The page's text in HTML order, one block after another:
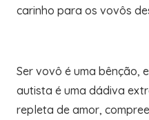
carinho para os vovôs
Ser vovô é uma bênção,
autista é uma dádiva
repleta de amor,